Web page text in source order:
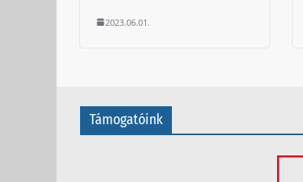
2023.06.01.
Támogatóink